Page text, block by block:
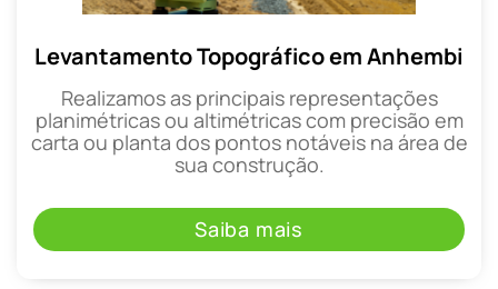
Levantamento Topográfico em Anhembi
Realizamos as principais representações
planimétricas ou altimétricas com precisão em
carta ou planta dos pontos notáveis na área de
sua construção.
Saiba mais